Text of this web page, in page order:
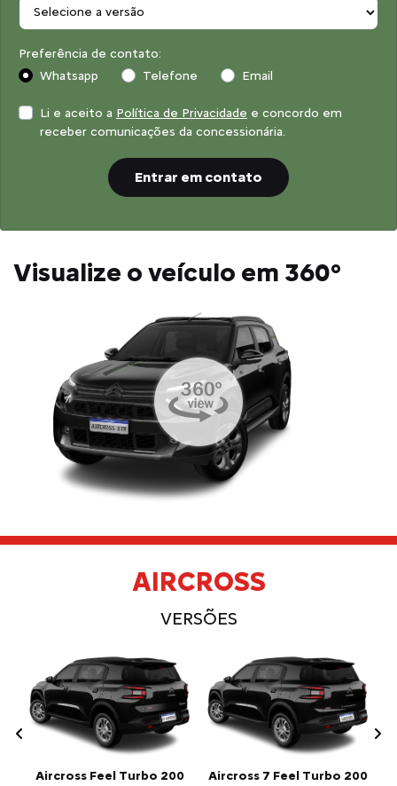
Preferência de contato:
Whatsapp
Telefone Email
Li e aceito a Política de Privacidade e concordo em
receber comunicações da concessionária.
Entrar em contato
Visualize o veículo em 360°
AIRCROSS
VERSÕES
Aircross Feel Turbo 200
Aircross 7 Feel Turbo 200
Anterior